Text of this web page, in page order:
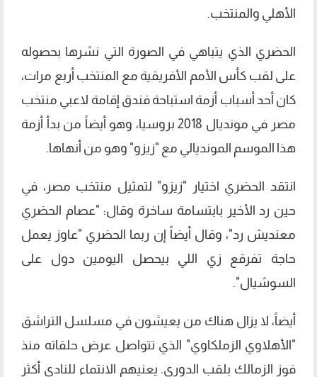
الأهلي والمنتخب.
الحضري الذي يتباهي في الصورة التي نشرها بحصوله
على لقب كأس الأمم الأفريقية مع المنتخب أربع مرات،
كان أحد أسباب أزمة استباحة فندق إقامة لاعبي منتخب
مصر في مونديال 2018 بروسيا، وهو أيضاً من بدأ أزمة
هذا الموسم المونديالي مع "زيزو" وهو من أنهاها.
انتقد الحضري اختيار "زيزو" لتمثيل منتخب مصر، في
حين رد الأخير بابتسامة ساخرة وقال: "عصام الحضري
معنديش رد"، وقال أيضاً إن ربما الحضري "عاوز يعمل
حاجة تفرقع زي اللي بيحصل اليومين دول على
السوشيال".
أيضاً، لا يزال هناك من يعيشون في مسلسل التراشق
"الأهلاوي الزملكاوي" الذي تتواصل عرض حلقاته منذ
فوز الزمالك بلقب الدوري. يعنيهم الانتماء للنادي أكثر